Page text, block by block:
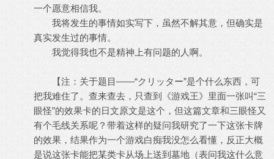
一个愿意相信我。
我将发生的事情如实写下，虽然不解其意，但确实是
真实发生过的事情。
我觉得我也不是精神上有问题的人啊。
【注：关于题目——“クリッター”是个什么东西，可
把我难住了。查来查去，只查到《游戏王》里面一张叫“三
眼怪”的效果卡的日文原文是这个，但这篇文章和三眼怪又
有个毛线关系呢？带着这样的疑问我研究了一下这张卡牌
的效果，结果作为一个游戏白痴我没怎么看懂，反正大概
是说这张卡能把某类卡从场上送到墓地（表问我这什么意